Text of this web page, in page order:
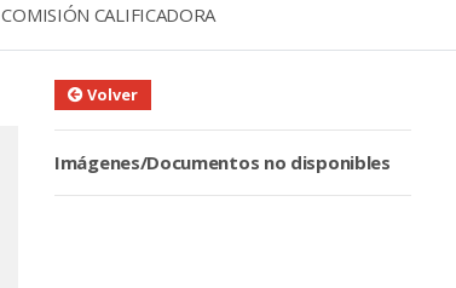
COMISIÓN CALIFICADORA
Volver
Imágenes/Documentos no disponibles